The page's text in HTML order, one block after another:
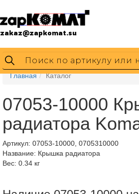
zakaz@zapkomat.su
Главная Каталог
07053-10000
радиатора
Артикул: 07053-10000, 0705310000
Название: Крышка радиатора
Вес: 0.34 кг